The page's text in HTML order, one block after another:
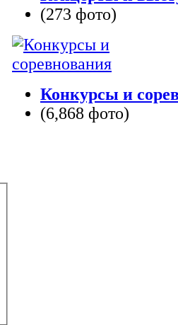
(273 фото)
Конкурсы и
(6,868 фото)